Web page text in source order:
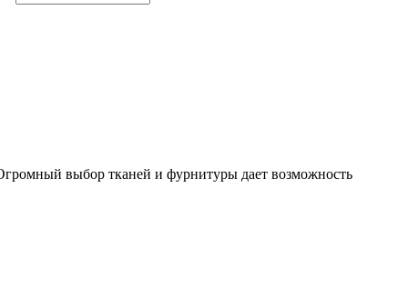
выбор тканей и фурнитуры дает возможность